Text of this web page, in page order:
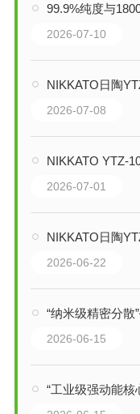
99.9%纯度与1800 HV
2026-07-10
NIKKATO日陶
2026-07-08
NIKKATO YTZ-
2026-07-01
NIKKATO日陶YTZ-20
2026-06-22
“纳米级精密分散
2026-06-15
“工业级强动能核心